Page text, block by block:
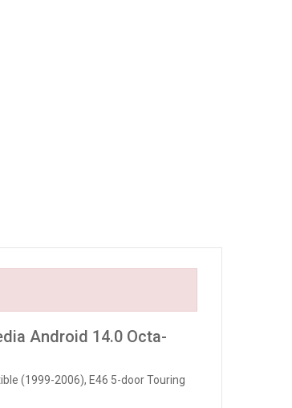
Android 14.0 Octa-
(1999-2006), E46 5-door Touring